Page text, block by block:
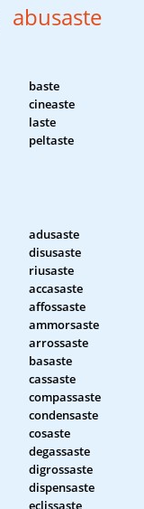
abusaste
baste
cineaste
laste
peltaste
adusaste
disusaste
riusaste
accasaste
affossaste
ammorsaste
arrossaste
basaste
cassaste
compassaste
condensaste
cosaste
degassaste
digrossaste
dispensaste
eclissaste